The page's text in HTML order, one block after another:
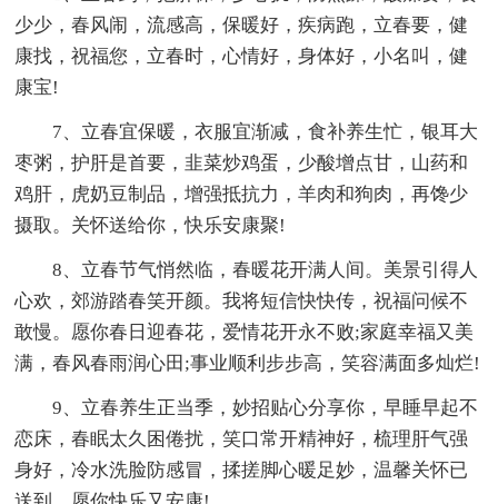
少少，春风闹，流感高，保暖好，疾病跑，立春要，健
康找，祝福您，立春时，心情好，身体好，小名叫，健
康宝!
7、立春宜保暖，衣服宜渐减，食补养生忙，银耳大
枣粥，护肝是首要，韭菜炒鸡蛋，少酸增点甘，山药和
鸡肝，虎奶豆制品，增强抵抗力，羊肉和狗肉，再馋少
摄取。关怀送给你，快乐安康聚!
8、立春节气悄然临，春暖花开满人间。美景引得人
心欢，郊游踏春笑开颜。我将短信快快传，祝福问候不
敢慢。愿你春日迎春花，爱情花开永不败;家庭幸福又美
满，春风春雨润心田;事业顺利步步高，笑容满面多灿烂!
9、立春养生正当季，妙招贴心分享你，早睡早起不
恋床，春眠太久困倦扰，笑口常开精神好，梳理肝气强
身好，冷水洗脸防感冒，揉搓脚心暖足妙，温馨关怀已